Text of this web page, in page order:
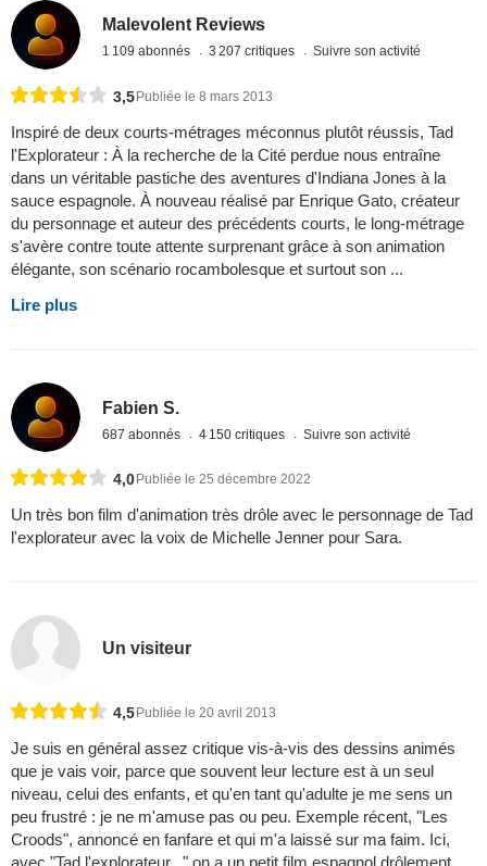
Malevolent Reviews
1 109 abonnés 3 207 critiques Suivre son activité
3,5 Publiée le 8 mars 2013
Inspiré de deux courts-métrages méconnus plutôt réussis, Tad
l'Explorateur : À la recherche de la Cité perdue nous entraîne
dans un véritable pastiche des aventures d'Indiana Jones à la
sauce espagnole. À nouveau réalisé par Enrique Gato, créateur
du personnage et auteur des précédents courts, le long-métrage
s'avère contre toute attente surprenant grâce à son animation
élégante, son scénario rocambolesque et surtout son ...
Lire plus
Fabien S.
687 abonnés 4 150 critiques Suivre son activité
4,0 Publiée le 25 décembre 2022
Un très bon film d'animation très drôle avec le personnage de Tad
l'explorateur avec la voix de Michelle Jenner pour Sara.
Un visiteur
4,5Publiée le 20 avril 2013
Je suis en général assez critique vis-à-vis des dessins animés
que je vais voir, parce que souvent leur lecture est à un seul
niveau, celui des enfants, et qu'en tant qu'adulte je me sens un
peu frustré : je ne m'amuse pas ou peu. Exemple récent, "Les
Croods", annoncé en fanfare et qui m'a laissé sur ma faim. Ici,
avec "Tad l'explorateur..." on a un petit film espagnol drôlement